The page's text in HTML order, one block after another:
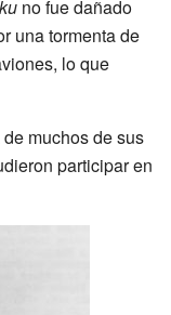
no fue dañado
una tormenta de
lo que
muchos de sus
participar en